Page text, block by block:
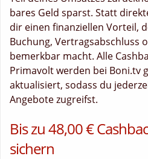
bares Geld sparst. Statt
dir einen finanziellen Vorteil,
Buchung, Vertragsabschluss
bemerkbar macht. Alle
Primavolt werden bei Boni.tv
aktualisiert, sodass du
Angebote zugreifst.
Bis zu 48,00 €
sichern